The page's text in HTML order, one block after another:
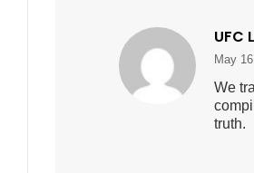
UFC
May
We
truth.